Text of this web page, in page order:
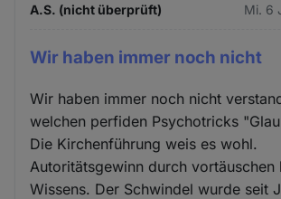
A.S. (nicht überprüft) Mi. 6
Wir haben immer noch nicht
Wir haben immer noch nicht
welchen perfiden Psychotricks
Die Kirchenführung weis es wohl.
Autoritätsgewinn durch vortäuschen
Wissens. Der Schwindel wurde seit